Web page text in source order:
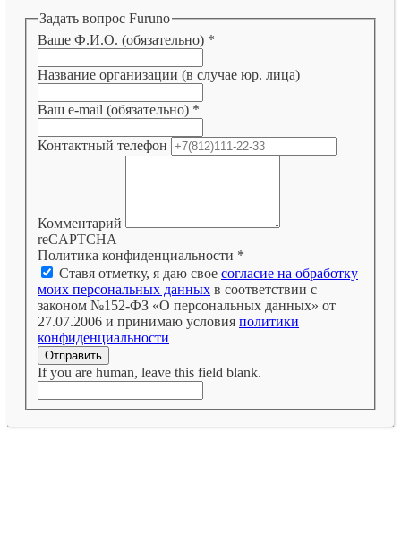
Задать вопрос Furuno
Ваше Ф.И.О. (обязательно) *
Название организации (в случае юр. лица)
Ваш e-mail (обязательно) *
Контактный телефон
Комментарий
reCAPTCHA
Политика конфиденциальности *
Ставя отметку, я даю свое согласие на обработку
моих персональных данных в соответствии с
законом №152-ФЗ «О персональных данных» от
27.07.2006 и принимаю условия политики
конфиденциальности
Отправить
If you are human, leave this field blank.